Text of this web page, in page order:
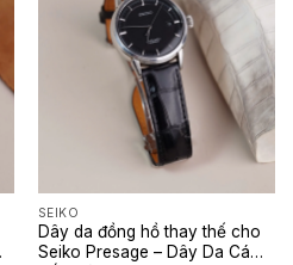
SEIKO
Dây da đồng hồ thay thế cho
Seiko Presage – Dây Da Cá